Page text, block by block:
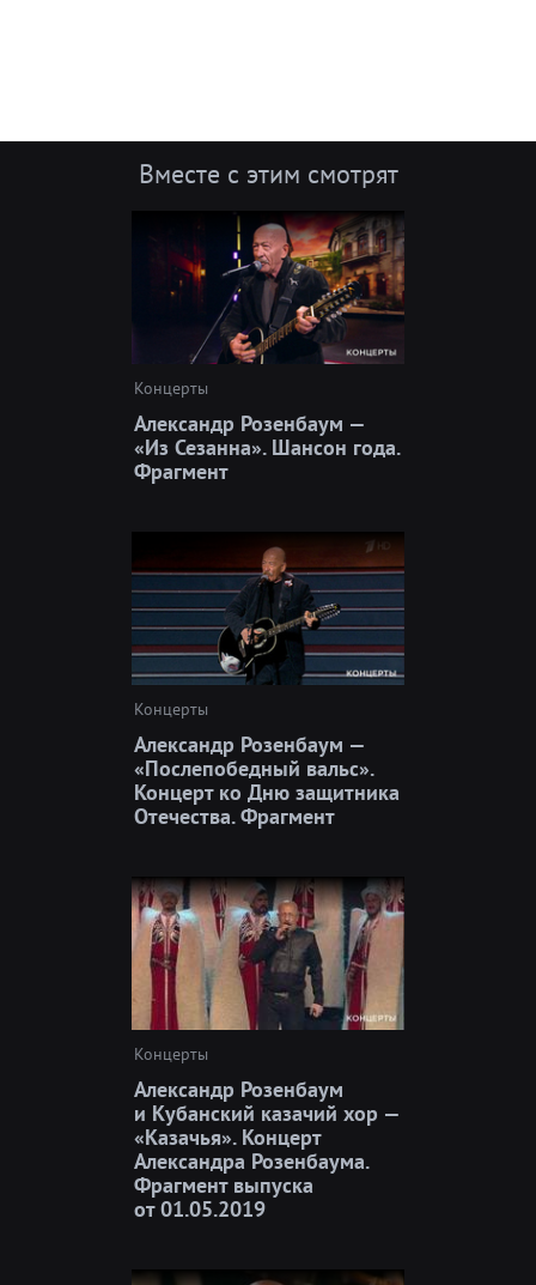
Вместе с этим смотрят
Концерты
Александр Розенбаум —
«Из Сезанна». Шансон года.
Фрагмент
Концерты
Александр Розенбаум —
«Послепобедный вальс».
Концерт ко Дню защитника
Отечества. Фрагмент
Концерты
Александр Розенбаум
и Кубанский казачий хор —
«Казачья». Концерт
Александра Розенбаума.
Фрагмент выпуска
от 01.05.2019